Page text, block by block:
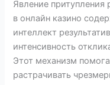
Явление
в онлайн казино
интеллект
интенсивность
Этот механизм
растрачивать